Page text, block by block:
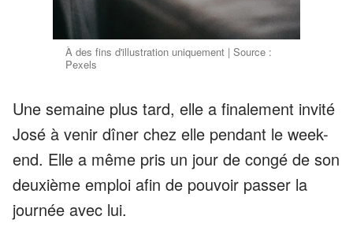
À des fins d'illustration uniquement | Source :
Pexels
Une semaine plus tard, elle a finalement invité
José à venir dîner chez elle pendant le week-
end. Elle a même pris un jour de congé de son
deuxième emploi afin de pouvoir passer la
journée avec lui.